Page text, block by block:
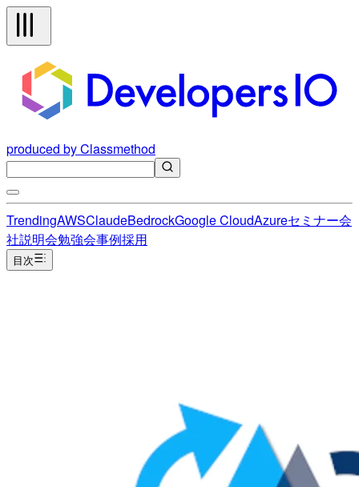
produced by Classmethod
TrendingAWSClaudeBedrockGoogle CloudAzureセミナー会
社説明会勉強会事例採用
目次